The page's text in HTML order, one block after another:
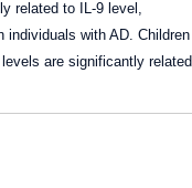
related to IL-9 level,
individuals with AD. Children
are significantly related